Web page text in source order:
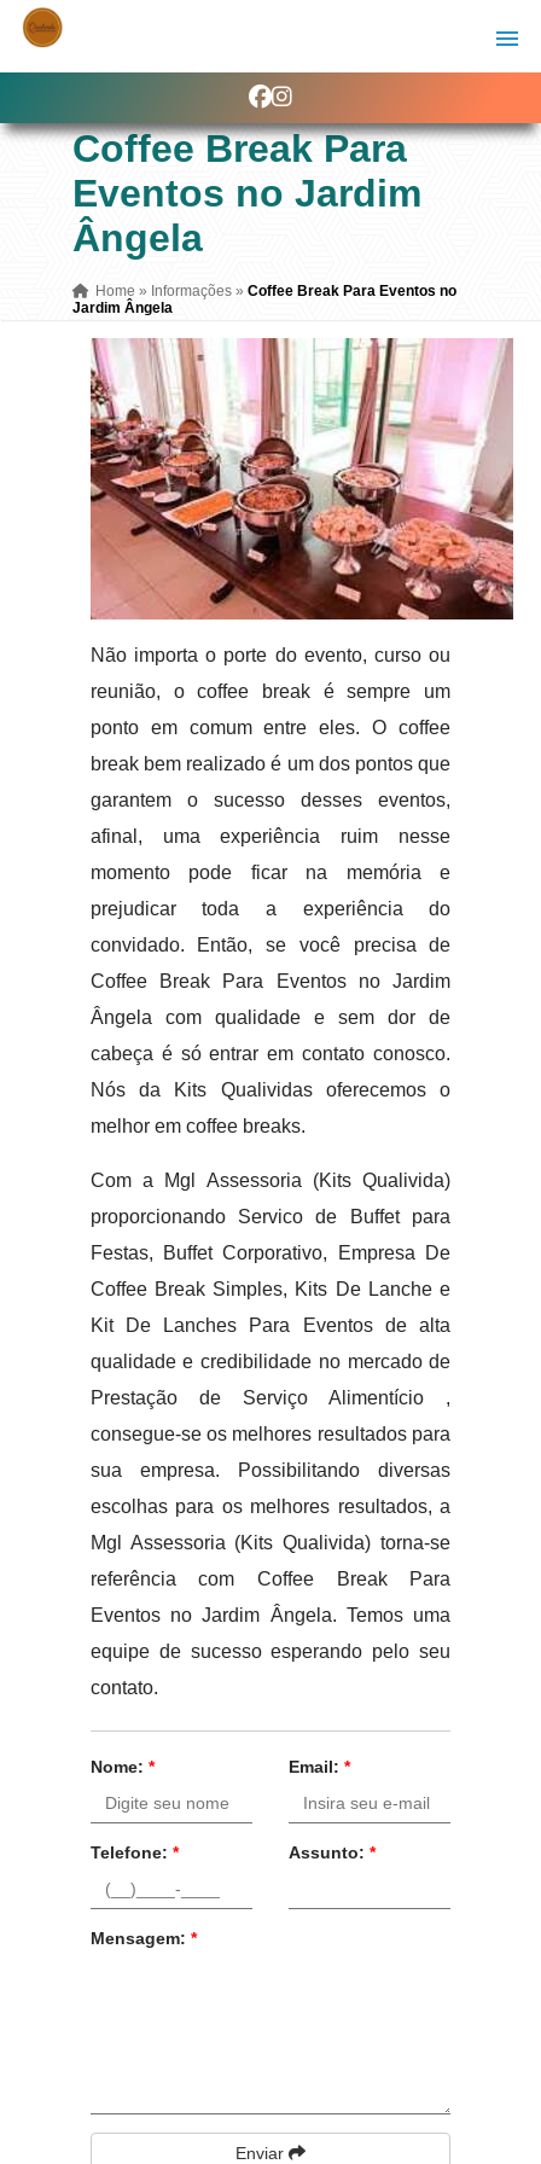
Coffee Break Para
Eventos no Jardim
Ângela
Home » Informações » Coffee Break Para Eventos no
Jardim Ângela
Não importa o porte do evento, curso ou
reunião, o coffee break é sempre um
ponto em comum entre eles. O coffee
break bem realizado é um dos pontos que
garantem o sucesso desses eventos,
afinal, uma experiência ruim nesse
momento pode ficar na memória e
prejudicar toda a experiência do
convidado. Então, se você precisa de
Coffee Break Para Eventos no Jardim
Ângela com qualidade e sem dor de
cabeça é só entrar em contato conosco.
Nós da Kits Qualividas oferecemos o
melhor em coffee breaks.
Com a Mgl Assessoria (Kits Qualivida)
proporcionando Servico de Buffet para
Festas, Buffet Corporativo, Empresa De
Coffee Break Simples, Kits De Lanche e
Kit De Lanches Para Eventos de alta
qualidade e credibilidade no mercado de
Prestação de Serviço Alimentício ,
consegue-se os melhores resultados para
sua empresa. Possibilitando diversas
escolhas para os melhores resultados, a
Mgl Assessoria (Kits Qualivida) torna-se
referência com Coffee Break Para
Eventos no Jardim Ângela. Temos uma
equipe de sucesso esperando pelo seu
contato.
Nome: * Email: *
Telefone: * Assunto: *
Mensagem: *
Enviar